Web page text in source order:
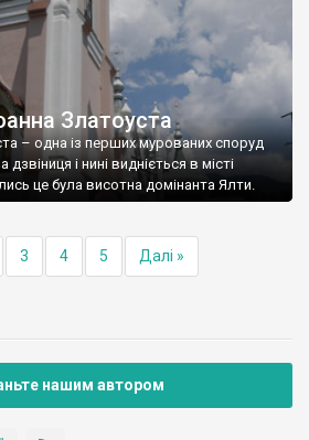
Златоуста
– одна із перших мурованих споруд
і нині видніється в місті
це була висотна домінанта Ялти.
3 4 5 Далі »
нашим автором